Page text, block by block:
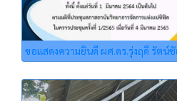
ขอแสดงความยินดี ผศ.ดร.รุ่งฤดี รัตน์